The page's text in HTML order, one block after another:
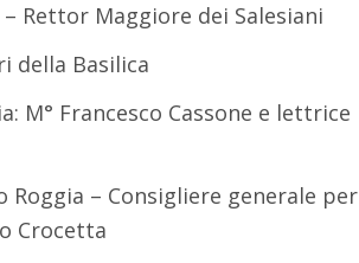
Rettor Maggiore dei Salesiani
della Basilica
M° Francesco Cassone e lettrice
– Consigliere generale per
Crocetta